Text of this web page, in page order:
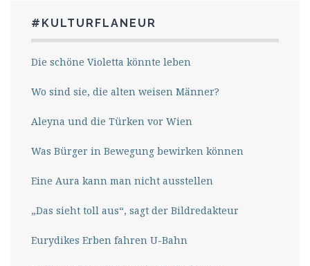
#KULTURFLANEUR
Die schöne Violetta könnte leben
Wo sind sie, die alten weisen Männer?
Aleyna und die Türken vor Wien
Was Bürger in Bewegung bewirken können
Eine Aura kann man nicht ausstellen
„Das sieht toll aus“, sagt der Bildredakteur
Eurydikes Erben fahren U-Bahn